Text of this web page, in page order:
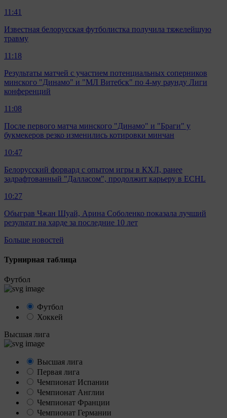
11:41
Известная белорусская футболистка получила тяжелейшую
травму
11:18
Результаты матчей с участием потенциальных соперников
минского "Динамо" и "МЛ Витебск" по 4-му раунду Лиги
конференций
11:08
После первого матча минского "Динамо" и "Браги" у
букмекеров резко изменились котировки минчан
10:47
Белорусский форвард с опытом игры в КХЛ, ранее
задрафтованный "Далласом", продолжит карьеру в ECHL
10:27
Обыграв Чжан Шуай, Арина Соболенко показала лучший
результат на харде за последние 10 лет
Больше новостей
Турнирная таблица
Футбол
Футбол
Хоккей
Высшая лига
Высшая лига
Первая лига
Чемпионат Испании
Чемпионат Англии
Чемпионат Франции
Чемпионат Германии